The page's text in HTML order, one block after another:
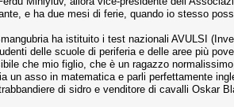
e ha due mesi di ferie, quando io stesso
ha istituito i test nazionali AVULSI
delle scuole di periferia e delle aree più
che mio figlio, che è un ragazzo
un asso in matematica e parli perfettamente
di sidro e venditore di cavalli Oskar